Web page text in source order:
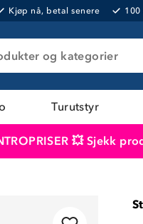
Kjøp nå, betal senere 100
og kategorier
Turutstyr
💥 Sjekk